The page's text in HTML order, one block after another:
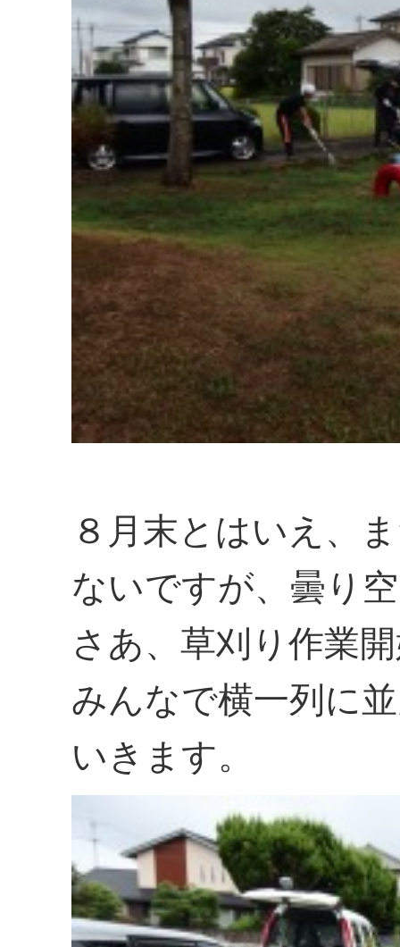
８月末とはいえ、
ないですが、曇り
さあ、草刈り作業
みんなで横一列に
いきます。